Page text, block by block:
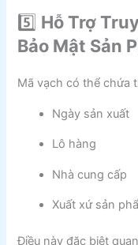
5️⃣ Hỗ Trợ
Bảo Mật Sản
Mã vạch có thể chứa
Ngày sản xuất
Lô hàng
Nhà cung cấp
Xuất xứ sản
Điều này đặc biệt